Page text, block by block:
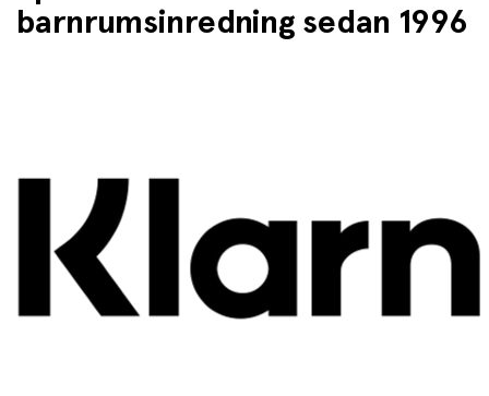
barnrumsinredning sedan 1996